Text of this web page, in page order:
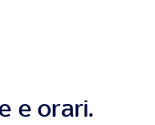
e orari.